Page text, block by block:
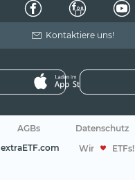
Kontaktiere uns!
AGBs Datenschutz
extraETF.com Wir ETFs!